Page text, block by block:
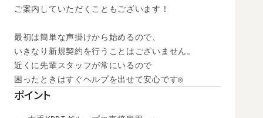
ご案内していただくこともございます！
最初は簡単な声掛けから始めるので、
いきなり新規契約を行うことはございません。
近くに先輩スタッフが常にいるので
困ったときはすぐヘルプを出せて安心です◎
ポイント